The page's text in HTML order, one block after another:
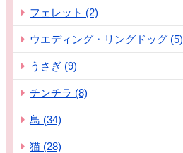
フェレット (2)
ウエディング・リングドッグ (5)
うさぎ (9)
チンチラ (8)
鳥 (34)
猫 (28)